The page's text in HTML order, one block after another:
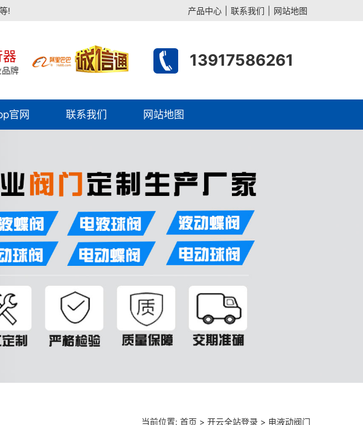
! 产品中心 联系我们 网站地图
牌
13917586261
官网 联系我们 网站地图
当前位置: 首页 > 开云全站登录 > 电液动阀门